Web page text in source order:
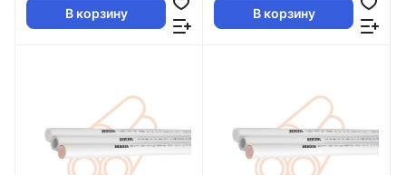
В корзину В корзину